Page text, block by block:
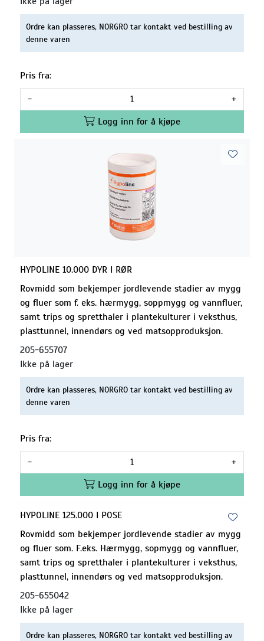
Ordre kan plasseres, NORGRO tar kontakt ved bestilling av
denne varen
Pris fra:
-
+
Logg inn for å kjøpe
HYPOLINE 10.000 DYR I RØR
Rovmidd som bekjemper jordlevende stadier av mygg
og fluer som f. eks. hærmygg, soppmygg og vannfluer,
samt trips og spretthaler i plantekulturer i veksthus,
plasttunnel, innendørs og ved matsopproduksjon.
205-655707
Ikke på lager
Ordre kan plasseres, NORGRO tar kontakt ved bestilling av
denne varen
Pris fra:
-
+
Logg inn for å kjøpe
HYPOLINE 125.000 I POSE
Rovmidd som bekjemper jordlevende stadier av mygg
og fluer som. F.eks. Hærmygg, sopmygg og vannfluer,
samt trips og spretthaler i plantekulturer i veksthus,
plasttunnel, innendørs og ved matsopproduksjon.
205-655042
Ikke på lager
Ordre kan plasseres, NORGRO tar kontakt ved bestilling av